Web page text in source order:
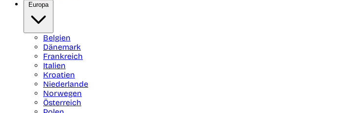
Europa
Belgien
Dänemark
Frankreich
Italien
Kroatien
Niederlande
Norwegen
Österreich